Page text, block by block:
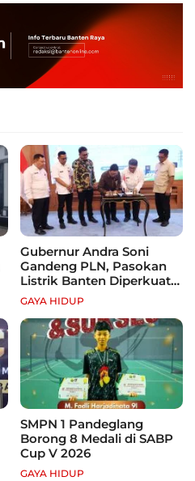
Gubernur Andra Soni
Gandeng PLN, Pasokan
Listrik Banten Diperkuat
demi Genjot Investasi
GAYA HIDUP
SMPN 1 Pandeglang
Borong 8 Medali di SABP
Cup V 2026
GAYA HIDUP